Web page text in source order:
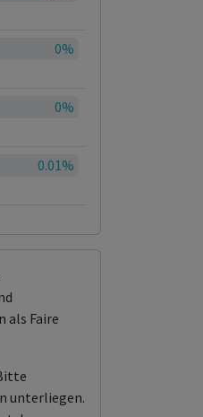
0%
0%
0.01%
als Faire
unterliegen.